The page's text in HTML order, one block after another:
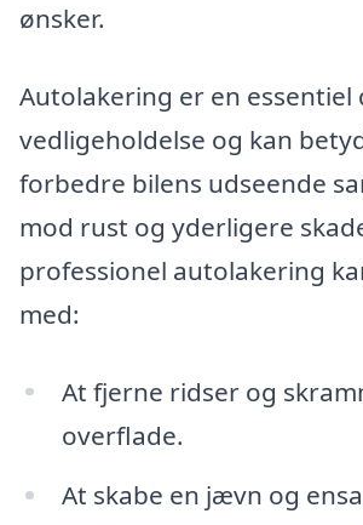
ønsker.
Autolakering er en essentiel
vedligeholdelse og kan
forbedre bilens udseende
mod rust og yderligere
professionel autolakering
med:
At fjerne ridser og
overflade.
At skabe en jævn og